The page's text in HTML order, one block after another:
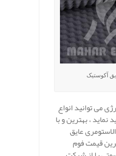
آکوستیک
می توانید انواع
، بهترین و با
عایق
قیمت فوم